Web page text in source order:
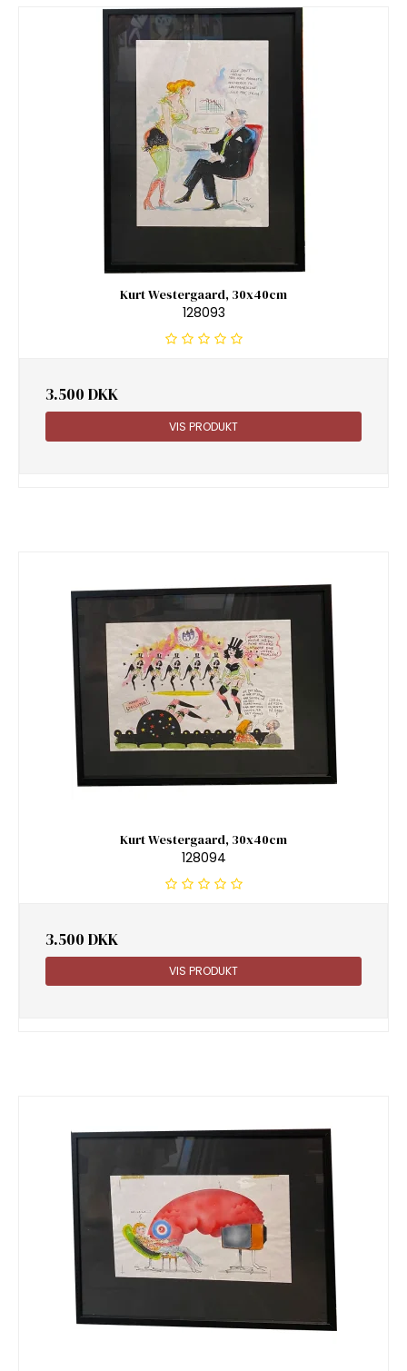
Kurt Westergaard, 30x40cm
128093
3.500 DKK
VIS PRODUKT
Kurt Westergaard, 30x40cm
128094
3.500 DKK
VIS PRODUKT